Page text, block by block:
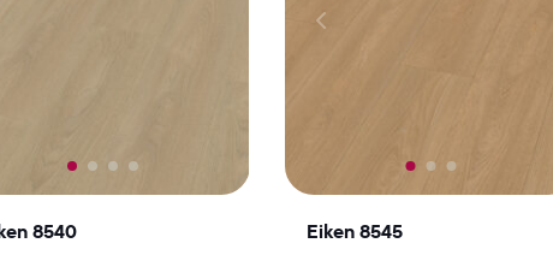
8540 Eiken 8545